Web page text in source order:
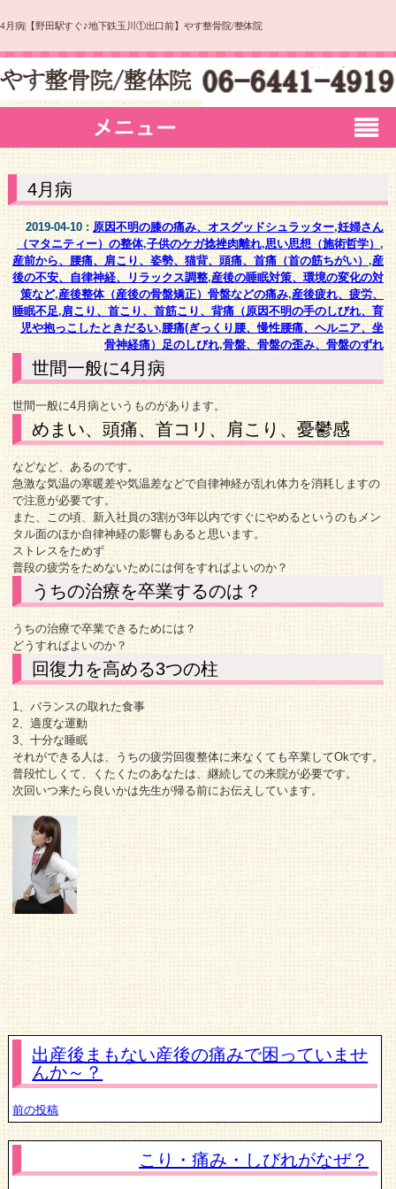
4月病|【野田駅すぐ♪地下鉄玉川①出口前】やす整骨院/整体院
4月病
2019-04-10 : 原因不明の膝の痛み、オスグッドシュラッター,妊婦さん
（マタニティー）の整体,子供のケガ捻挫肉離れ,思い思想（施術哲学）,
産前から、腰痛、肩こり、姿勢、猫背、頭痛、首痛（首の筋ちがい）,産
後の不安、自律神経、リラックス調整,産後の睡眠対策、環境の変化の対
策など,産後整体（産後の骨盤矯正）骨盤などの痛み,産後疲れ、疲労、
睡眠不足, 肩こり、首こり、首筋こり、背痛（原因不明の手のしびれ、育
児や抱っこしたときだるい,腰痛(ぎっくり腰、慢性腰痛、ヘルニア、坐
骨神経痛）足のしびれ,骨盤、骨盤の歪み、骨盤のずれ
世間一般に4月病
世間一般に4月病というものがあります。
めまい、頭痛、首コリ、肩こり、憂鬱感
などなど、あるのです。
急激な気温の寒暖差や気温差などで自律神経が乱れ体力を消耗しますの
で注意が必要です。
また、この頃、新入社員の3割が3年以内ですぐにやめるというのもメン
タル面のほか自律神経の影響もあると思います。
ストレスをためず
普段の疲労をためないためには何をすればよいのか？
うちの治療を卒業するのは？
うちの治療で卒業できるためには？
どうすればよいのか？
回復力を高める3つの柱
1、バランスの取れた食事
2、適度な運動
3、十分な睡眠
それができる人は、うちの疲労回復整体に来なくても卒業してOkです。
普段忙しくて、くたくたのあなたは、継続しての来院が必要です。
次回いつ来たら良いかは先生が帰る前にお伝えしています。
出産後まもない産後の痛みで困っていませ
んか～？
前の投稿
こり・痛み・しびれがなぜ？